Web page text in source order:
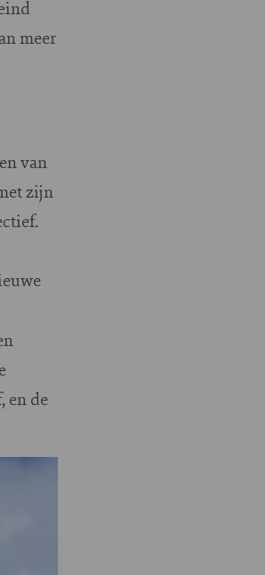
meer
van
zijn
en de